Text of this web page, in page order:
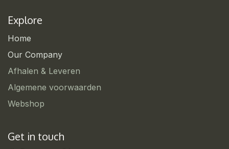
Explore
Home
Our Company
Afhalen & Leveren
Algemene voorwaarden
Webshop
Get in touch